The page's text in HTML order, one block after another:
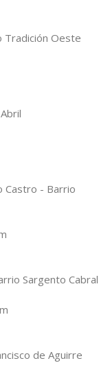
Tradición Oeste
Castro - Barrio
Sargento Cabral
de Aguirre